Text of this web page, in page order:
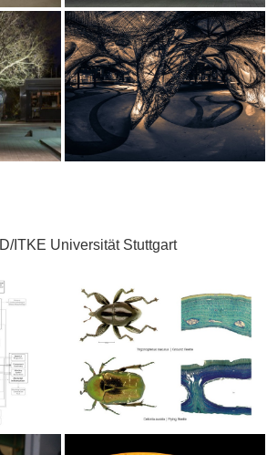
ITKE Universität Stuttgart